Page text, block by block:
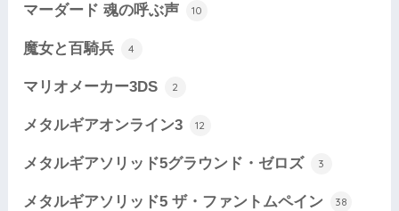
マーダード 魂の呼ぶ声 10
魔女と百騎兵 4
マリオメーカー3DS 2
メタルギアオンライン3 12
メタルギアソリッド5グラウンド・ゼロズ 3
メタルギアソリッド5 ザ・ファントムペイン 38